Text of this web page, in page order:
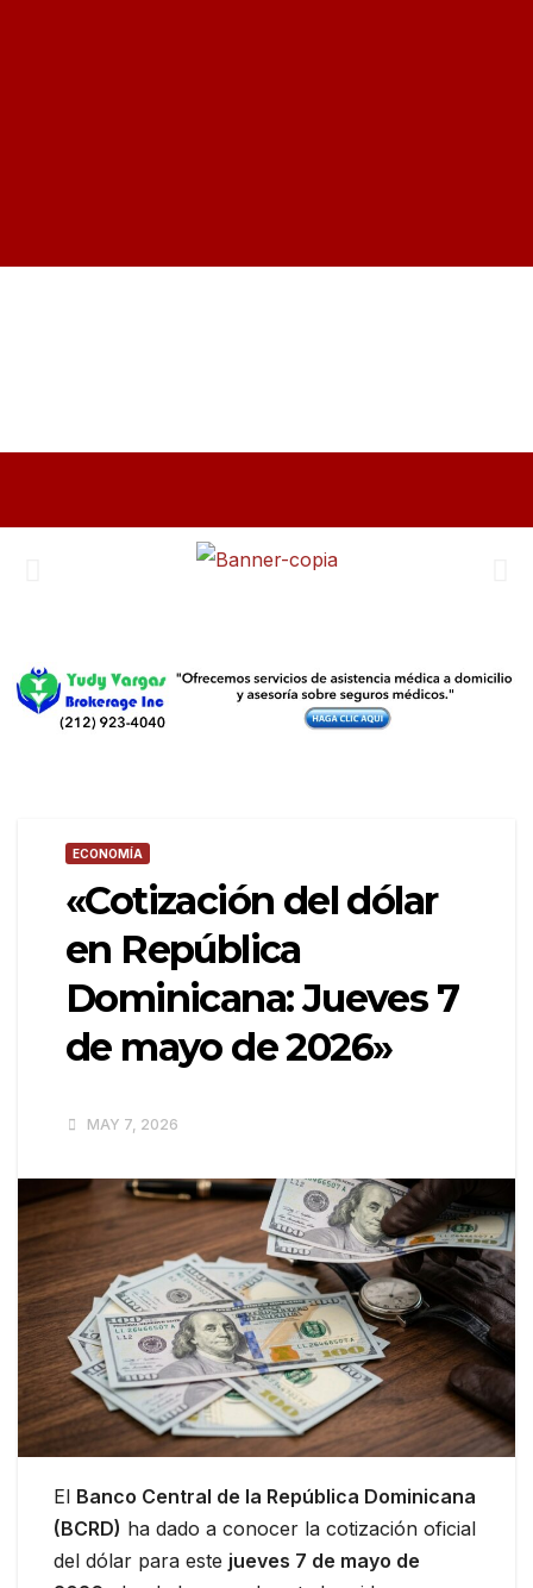
ECONOMÍA
«Cotización del dólar
en República
Dominicana: Jueves 7
de mayo de 2026»
MAY 7, 2026
El Banco Central de la República Dominicana
(BCRD) ha dado a conocer la cotización oficial
del dólar para este jueves 7 de mayo de